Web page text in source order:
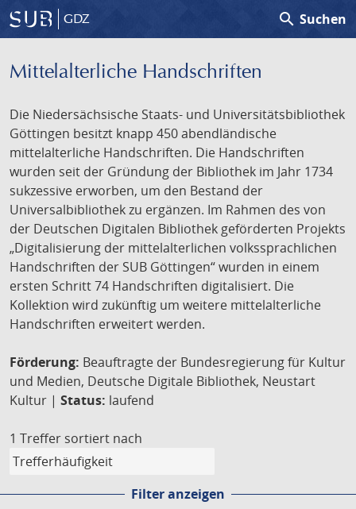
GDZ search Suchen
Mittelalterliche Handschriften
Die Niedersächsische Staats- und Universitätsbibliothek
Göttingen besitzt knapp 450 abendländische
mittelalterliche Handschriften. Die Handschriften
wurden seit der Gründung der Bibliothek im Jahr 1734
sukzessive erworben, um den Bestand der
Universalbibliothek zu ergänzen. Im Rahmen des von
der Deutschen Digitalen Bibliothek geförderten Projekts
„Digitalisierung der mittelalterlichen volkssprachlichen
Handschriften der SUB Göttingen“ wurden in einem
ersten Schritt 74 Handschriften digitalisiert. Die
Kollektion wird zukünftig um weitere mittelalterliche
Handschriften erweitert werden.
Förderung: Beauftragte der Bundesregierung für Kultur
und Medien, Deutsche Digitale Bibliothek, Neustart
Kultur | Status: laufend
1 Treffer sortiert nach
Filter anzeigen